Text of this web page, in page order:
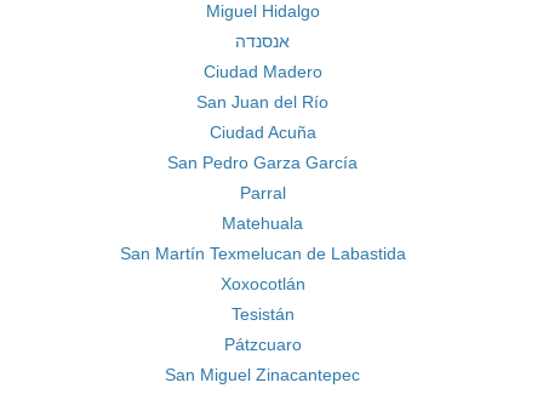
Miguel Hidalgo
אנסנדה
Ciudad Madero
San Juan del Río
Ciudad Acuña
San Pedro Garza García
Parral
Matehuala
San Martín Texmelucan de Labastida
Xoxocotlán
Tesistán
Pátzcuaro
San Miguel Zinacantepec